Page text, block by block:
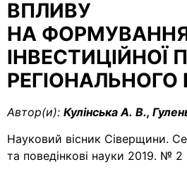
ВПЛИВУ
НА
ІНВЕСТИЦІЙНОЇ
РЕГІОНАЛЬНОГО
Автор(и): Кулінська А. В.,
Науковий вісник Сіверщини.
та поведінкові науки 2019. № 2